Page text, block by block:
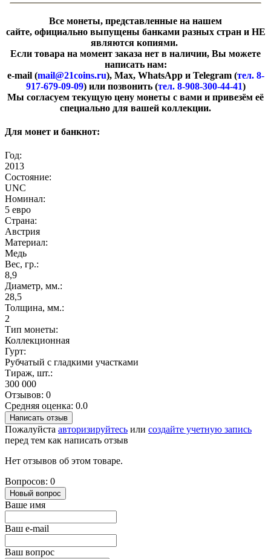
Все монеты, представленные на нашем
сайте, официально выпущены банками разных стран и НЕ
являются копиями.
Если товара на момент заказа нет в наличии, Вы можете
написать нам:
e-mail (mail@21coins.ru), Max, WhatsApp и Telegram (тел. 8-
917-679-09-09) или позвонить (тел. 8-908-300-44-41)
​Мы согласуем текущую цену монеты с вами и привезём её
специально для вашей коллекции.
Для монет и банкнот:
Год:
2013
Состояние:
UNC
Номинал:
5 евро
Страна:
Австрия
Материал:
Медь
Вес, гр.:
8,9
Диаметр, мм.:
28,5
Толщина, мм.:
2
Тип монеты:
Коллекционная
Гурт:
Рубчатый с гладкими участками
Тираж, шт.:
300 000
Отзывов: 0
Средняя оценка: 0.0
Написать отзыв
Пожалуйста авторизируйтесь или создайте учетную запись
перед тем как написать отзыв
Нет отзывов об этом товаре.
Вопросов: 0
Новый вопрос
Ваше имя
Ваш e-mail
Ваш вопрос